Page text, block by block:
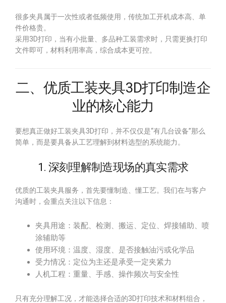
很多夹具属于一次性或者低频使用，传统加工开机成本高、单
件价格贵。
采用3D打印，当有小批量、多品种工装需求时，只需更换打印
文件即可，材料利用率高，综合成本更可控。
二、优质工装夹具3D打印制造企
业的核心能力
要想真正做好工装夹具3D打印，并不仅仅是“有几台设备”那么
简单，而是要具备从工艺理解到材料选型的系统能力。
1. 深刻理解制造现场的真实需求
优质的工装夹具服务，首先要懂制造、懂工艺。我们在与客户
沟通时，会重点关注以下信息：
夹具用途：装配、检测、搬运、定位、焊接辅助、喷
涂辅助等
使用环境：温度、湿度、是否接触油污或化学品
受力情况：定位为主还是承受一定夹紧力
人机工程：重量、手感、操作频次与安全性
只有充分理解工况，才能选择合适的3D打印技术和材料组合，